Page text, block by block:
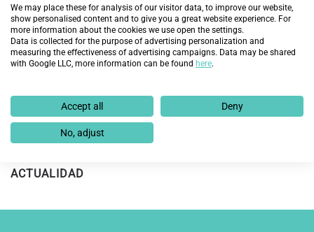
Fundación Endesa y Fundación Integra prevén
mejorar la empleabilidad de 60 personas en
exclusión social en Aragón con la nueva edición del
19 de febrero de 2025
ACTUALIDAD
We may place these for analysis of our visitor data, to improve our website,
show personalised content and to give you a great website experience. For
more information about the cookies we use open the settings.
Data is collected for the purpose of advertising personalization and
measuring the effectiveness of advertising campaigns. Data may be shared
with Google LLC, more information can be found here.
Accept all Deny
No, adjust